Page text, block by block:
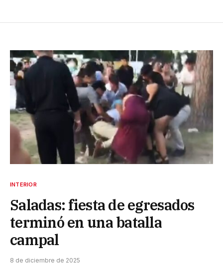
INTERIOR
Saladas: fiesta de egresados
terminó en una batalla
campal
8 de diciembre de 2025